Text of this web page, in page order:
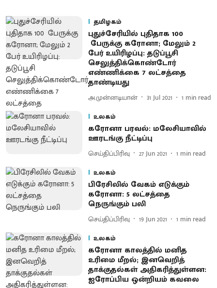
தமிழகம்
புதுச்சேரியில் புதிதாக 100
பேருக்கு கரோனா; மேலும் 2
பேர் உயிரிழப்பு: தடுப்பூசி
செலுத்திக்கொண்டோர்
எண்ணிக்கை 7 லட்சத்தை
தாண்டியது
அ.முன்னடியான் 31 Jul 2021 1 min read
உலகம்
கரோனா பரவல்: மலேசியாவில்
ஊரடங்கு நீட்டிப்பு
செய்திப்பிரிவு 27 Jun 2021 1 min read
உலகம்
பிரேசிலில் வேகம் எடுக்கும்
கரோனா: 5 லட்சத்தை
நெருங்கும் பலி
செய்திப்பிரிவு 19 Jun 2021 1 min read
உலகம்
கரோனா காலத்தில் மனித
உரிமை மீறல்; இனவெறித்
தாக்குதல்கள் அதிகரித்துள்ளன:
ஐரோப்பிய ஒன்றியம் கவலை